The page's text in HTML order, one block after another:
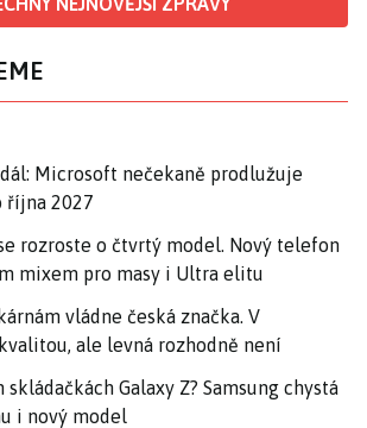
Microsoft nečekaně prodlužuje
října 2027
se rozroste o čtvrtý model. Nový telefon
mixem pro masy i Ultra elitu
vládne česká značka. V
ale levná rozhodně není
Galaxy Z? Samsung chystá
i nový model